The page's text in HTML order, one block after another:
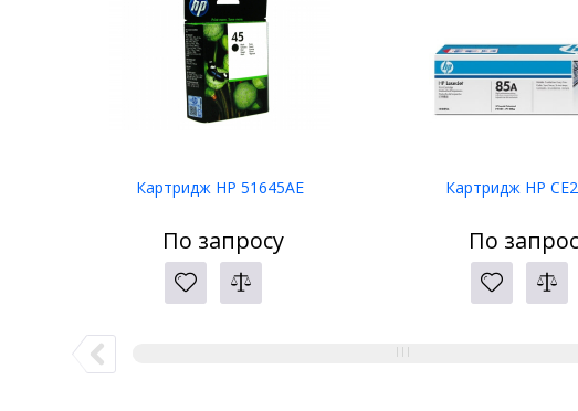
Картридж HP 51645AE
По запросу
Картридж HP
По